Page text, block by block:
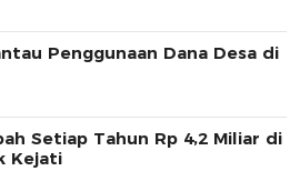
Penggunaan Dana Desa di
Setiap Tahun Rp 4,2 Miliar di
Kejati